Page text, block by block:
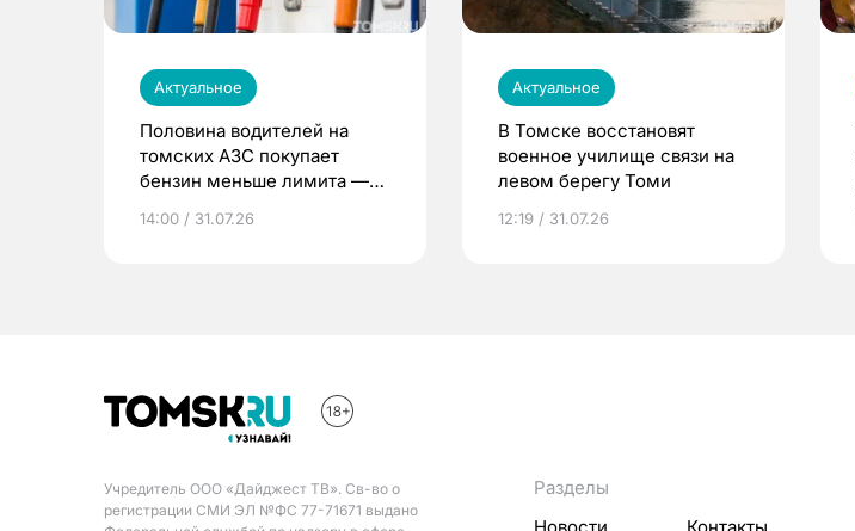
Актуальное
Половина водителей на
томских АЗС покупает
бензин меньше лимита —
14:00 / 31.07.26
Актуальное
В Томске восстановят
военное училище связи на
левом берегу Томи
12:19 / 31.07.26
Учредитель ООО «Дайджест ТВ». Св-во о
регистрации СМИ ЭЛ №ФС 77-71671 выдано
Разделы